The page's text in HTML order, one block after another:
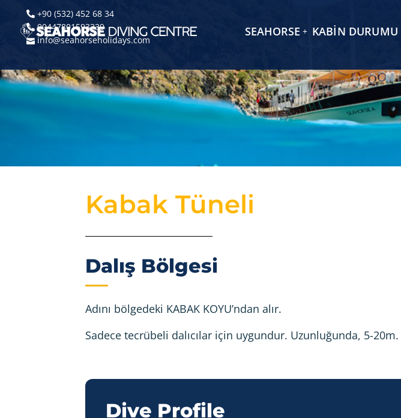
+90 (532) 452 68 34
00447801593339
info@seahorseholidays.com
SEAHORSE KABİN DURUMU
Kabak Tüneli
Dalış Bölgesi
Adını bölgedeki KABAK KOYU’ndan alır.
Sadece tecrübeli dalıcılar için uygundur. Uzunluğunda, 5-
Dive Profile